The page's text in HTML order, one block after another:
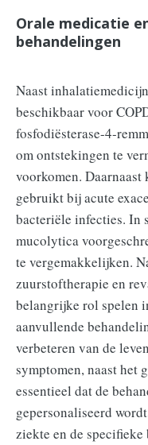
Orale medicatie
behandelingen
Naast
beschikbaar voor
fosfodiësterase-4-
om ontstekingen te
voorkomen.
gebruikt bij acute
bacteriële infecties. In
mucolytica
te vergemakkelijken.
zuurstoftherapie en
belangrijke rol spelen
aanvullende
verbeteren van de
symptomen, naast het
essentieel dat de
gepersonaliseerd
ziekte en de